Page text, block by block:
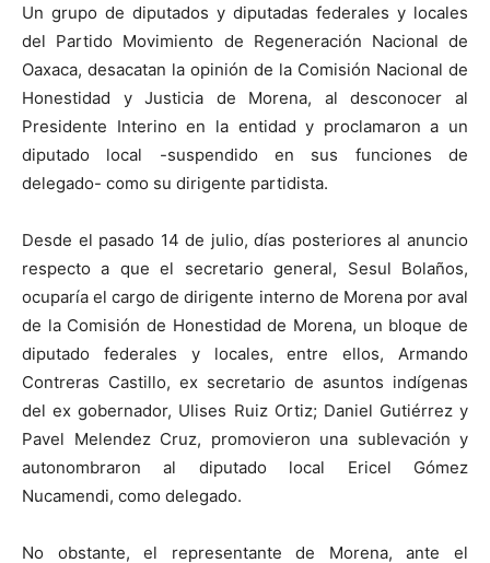
Un grupo de diputados y diputadas federales y locales
del Partido Movimiento de Regeneración Nacional de
Oaxaca, desacatan la opinión de la Comisión Nacional de
Honestidad y Justicia de Morena, al desconocer al
Presidente Interino en la entidad y proclamaron a un
diputado local -suspendido en sus funciones de
delegado- como su dirigente partidista.
Desde el pasado 14 de julio, días posteriores al anuncio
respecto a que el secretario general, Sesul Bolaños,
ocuparía el cargo de dirigente interno de Morena por aval
de la Comisión de Honestidad de Morena, un bloque de
diputado federales y locales, entre ellos, Armando
Contreras Castillo, ex secretario de asuntos indígenas
del ex gobernador, Ulises Ruiz Ortiz; Daniel Gutiérrez y
Pavel Melendez Cruz, promovieron una sublevación y
autonombraron al diputado local Ericel Gómez
Nucamendi, como delegado.
No obstante, el representante de Morena, ante el